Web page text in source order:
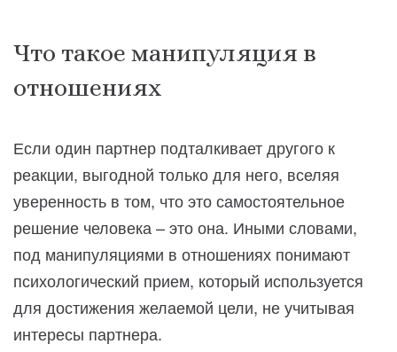
Что такое манипуляция в
отношениях
Если один партнер подталкивает другого к
реакции, выгодной только для него, вселяя
уверенность в том, что это самостоятельное
решение человека – это она. Иными словами,
под манипуляциями в отношениях понимают
психологический прием, который используется
для достижения желаемой цели, не учитывая
интересы партнера.